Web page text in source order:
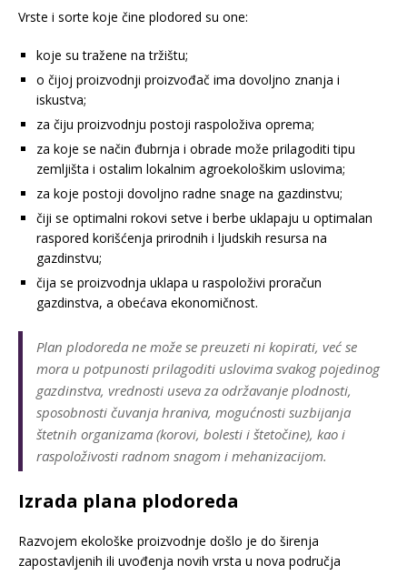
Vrste i sorte koje čine plodored su one:
koje su tražene na tržištu;
o čijoj proizvodnji proizvođač ima dovoljno znanja i
iskustva;
za čiju proizvodnju postoji raspoloživa oprema;
za koje se način đubrnja i obrade može prilagoditi tipu
zemljišta i ostalim lokalnim agroekološkim uslovima;
za koje postoji dovoljno radne snage na gazdinstvu;
čiji se optimalni rokovi setve i berbe uklapaju u optimalan
raspored korišćenja prirodnih i ljudskih resursa na
gazdinstvu;
čija se proizvodnja uklapa u raspoloživi proračun
gazdinstva, a obećava ekonomičnost.
Plan plodoreda ne može se preuzeti ni kopirati, već se
mora u potpunosti prilagoditi uslovima svakog pojedinog
gazdinstva, vrednosti useva za održavanje plodnosti,
sposobnosti čuvanja hraniva, mogućnosti suzbijanja
štetnih organizama (korovi, bolesti i štetočine), kao i
raspoloživosti radnom snagom i mehanizacijom.
Izrada plana plodoreda
Razvojem ekološke proizvodnje došlo je do širenja
zapostavljenih ili uvođenja novih vrsta u nova područja